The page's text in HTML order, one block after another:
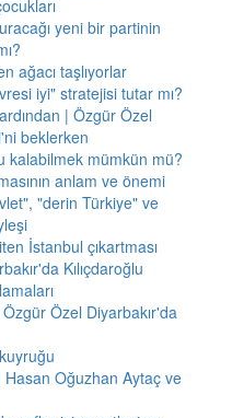
yeni bir partinin
ağacı taşlıyorlar
iyi" stratejisi tutar mı?
| Özgür Özel
beklerken
kalabilmek mümkün mü?
anlam ve önemi
"derin Türkiye" ve
İstanbul çıkartması
Kılıçdaroğlu
Özel Diyarbakır'da
Hasan Oğuzhan Aytaç ve